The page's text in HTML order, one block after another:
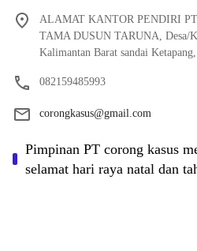
ALAMAT KANTOR PENDIRI
TAMA DUSUN TARUNA, Desa/
Kalimantan Barat sandai
082159485993
corongkasus@gmail.com
Pimpinan PT corong kasus
selamat hari raya natal dan